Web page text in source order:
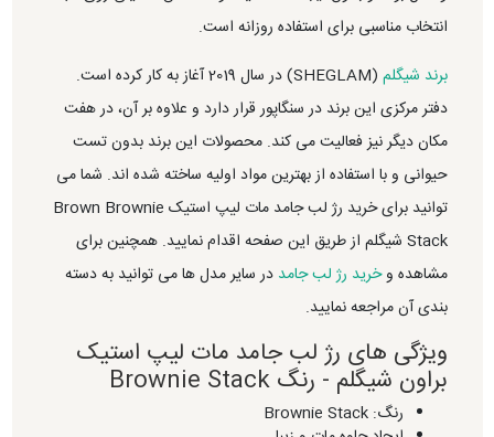
انتخاب مناسبی برای استفاده روزانه است.
برند شیگلم
(SHEGLAM) در سال 2019 آغاز به کار کرده است.
دفتر مرکزی این برند در سنگاپور قرار دارد و علاوه بر آن، در هفت
مکان دیگر نیز فعالیت می کند. محصولات این برند بدون تست
حیوانی و با استفاده از بهترین مواد اولیه ساخته شده اند. شما می
توانید برای خرید رژ لب جامد مات لیپ استیک Brown Brownie
Stack شیگلم از طریق این صفحه اقدام نمایید. همچنین برای
مشاهده وخرید رژ لب جامد در سایر مدل ها می توانید به دسته
بندی آن مراجعه نمایید.
ویژگی های رژ لب جامد مات لیپ استیک
براون شیگلم - رنگ Brownie Stack
رنگ: Brownie Stack